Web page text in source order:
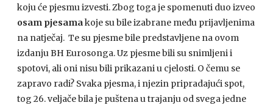
koju će pjesmu izvesti. Zbog toga je spomenuti duo izveo
osam pjesamakoje su bile izabrane među prijavljenima
na natječaj. Te su pjesme bile predstavljene na ovom
izdanju BH Eurosonga. Uz pjesme bili su snimljeni i
spotovi, ali oni nisu bili prikazani u cjelosti. O čemu se
zapravo radi? Svaka pjesma, i njezin pripradajući spot,
tog 26. veljače bila je puštena u trajanju od svega jedne